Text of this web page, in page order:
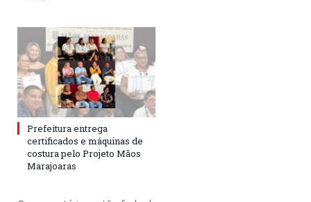
Prefeitura entrega
certificados e máquinas de
costura pelo Projeto Mãos
Marajoaras